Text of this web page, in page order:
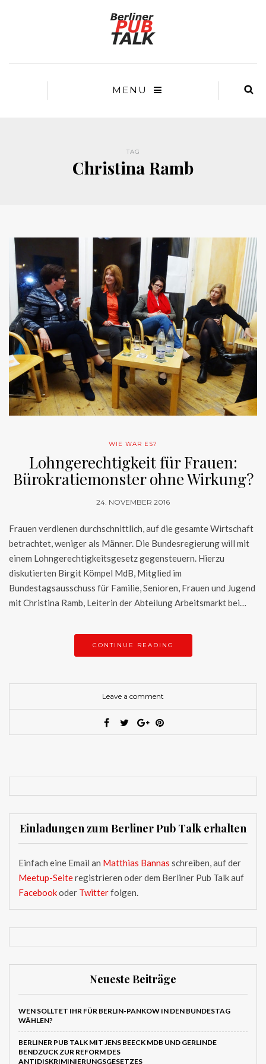
MENU
TAG
Christina Ramb
WIE WAR ES?
Lohngerechtigkeit für Frauen:
Bürokratiemonster ohne Wirkung?
24. NOVEMBER 2016
Frauen verdienen durchschnittlich, auf die gesamte Wirtschaft
betrachtet, weniger als Männer. Die Bundesregierung will mit
einem Lohngerechtigkeitsgesetz gegensteuern. Hierzu
diskutierten Birgit Kömpel MdB, Mitglied im
Bundestagsausschuss für Familie, Senioren, Frauen und Jugend
mit Christina Ramb, Leiterin der Abteilung Arbeitsmarkt bei…
CONTINUE READING
Leave a comment
Einladungen zum Berliner Pub Talk erhalten
Einfach eine Email an Matthias Bannas schreiben, auf der
Meetup-Seiteregistrieren oder dem Berliner Pub Talk auf
Facebookoder Twitterfolgen.
Neueste Beiträge
WEN SOLLTET IHR FÜR BERLIN-PANKOW IN DEN BUNDESTAG
WÄHLEN?
BERLINER PUB TALK MIT JENS BEECK MDB UND GERLINDE
BENDZUCK ZUR REFORM DES
ANTIDISKRIMINIERUNGSGESETZES